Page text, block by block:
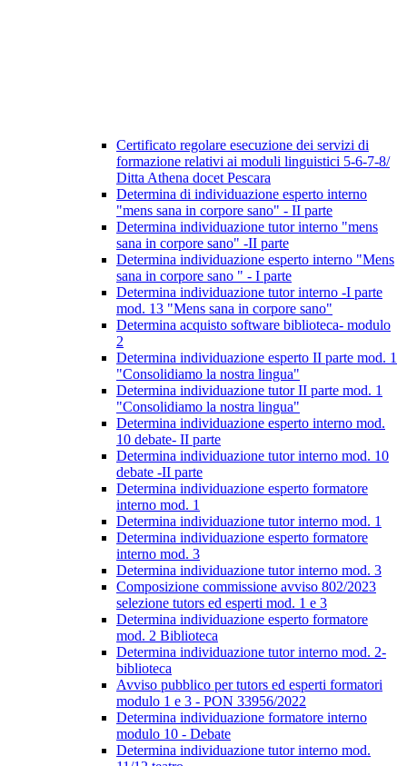
Certificato regolare esecuzione dei servizi di
formazione relativi ai moduli linguistici 5-6-7-8/
Ditta Athena docet Pescara
Determina di individuazione esperto interno
"mens sana in corpore sano" - II parte
Determina individuazione tutor interno "mens
sana in corpore sano" -II parte
Determina individuazione esperto interno "Mens
sana in corpore sano " - I parte
Determina individuazione tutor interno -I parte
mod. 13 "Mens sana in corpore sano"
Determina acquisto software biblioteca- modulo
2
Determina individuazione esperto II parte mod. 1
"Consolidiamo la nostra lingua"
Determina individuazione tutor II parte mod. 1
"Consolidiamo la nostra lingua"
Determina individuazione esperto interno mod.
10 debate- II parte
Determina individuazione tutor interno mod. 10
debate -II parte
Determina individuazione esperto formatore
interno mod. 1
Determina individuazione tutor interno mod. 1
Determina individuazione esperto formatore
interno mod. 3
Determina individuazione tutor interno mod. 3
Composizione commissione avviso 802/2023
selezione tutors ed esperti mod. 1 e 3
Determina individuazione esperto formatore
mod. 2 Biblioteca
Determina individuazione tutor interno mod. 2-
biblioteca
Avviso pubblico per tutors ed esperti formatori
modulo 1 e 3 - PON 33956/2022
Determina individuazione formatore interno
modulo 10 - Debate
Determina individuazione tutor interno mod.